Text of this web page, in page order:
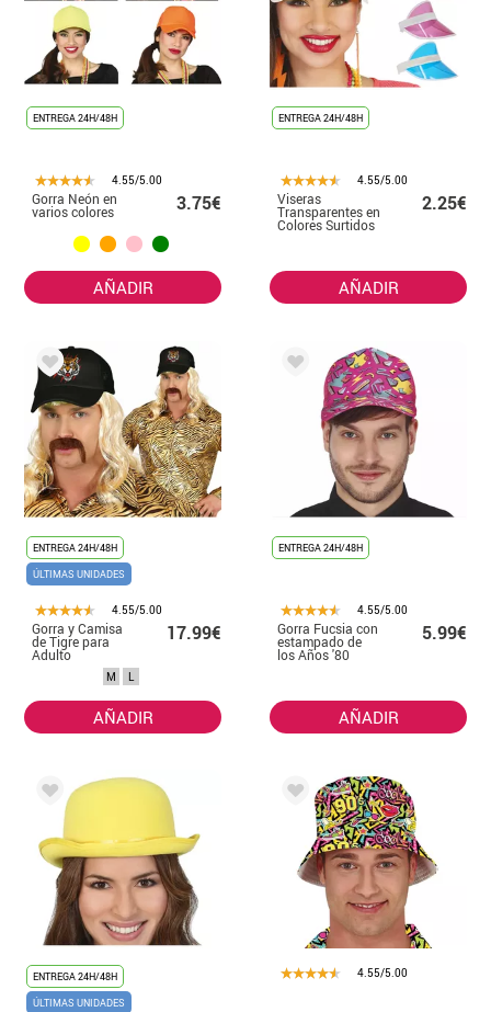
ENTREGA 24H/48H
4.55/5.00
Gorra Neón en
varios colores 3.75€
AÑADIR
ENTREGA 24H/48H
4.55/5.00
Viseras
Transparentes en
Colores Surtidos
2.25€
AÑADIR
ENTREGA 24H/48H
ÚLTIMAS UNIDADES
4.55/5.00
Gorra y Camisa
de Tigre para
Adulto
17.99€
M L
AÑADIR
ENTREGA 24H/48H
4.55/5.00
Gorra Fucsia con
estampado de
los Años '80
5.99€
AÑADIR
ENTREGA 24H/48H
ÚLTIMAS UNIDADES
4.55/5.00